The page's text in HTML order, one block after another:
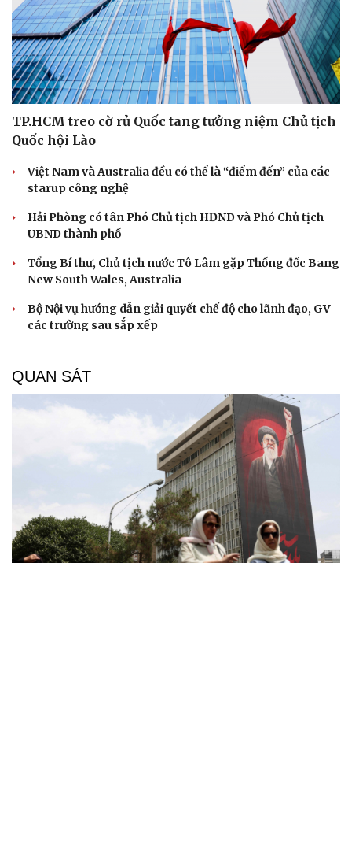
TP.HCM treo cờ rủ Quốc tang tưởng niệm Chủ tịch
Quốc hội Lào
Việt Nam và Australia đều có thể là “điểm đến” của các
starup công nghệ
Hải Phòng có tân Phó Chủ tịch HĐND và Phó Chủ tịch
UBND thành phố
Tổng Bí thư, Chủ tịch nước Tô Lâm gặp Thống đốc Bang
New South Wales, Australia
Bộ Nội vụ hướng dẫn giải quyết chế độ cho lãnh đạo, GV
các trường sau sắp xếp
QUAN SÁT